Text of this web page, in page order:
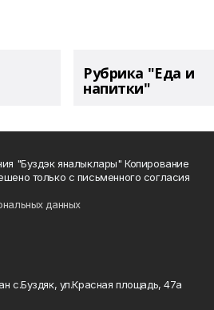
Рубрика "Еда и
напитки"
"Буздэк яналыклары" Копирование
только с письменного согласия
данных
с.Буздяк, ул.Красная площадь, 47а